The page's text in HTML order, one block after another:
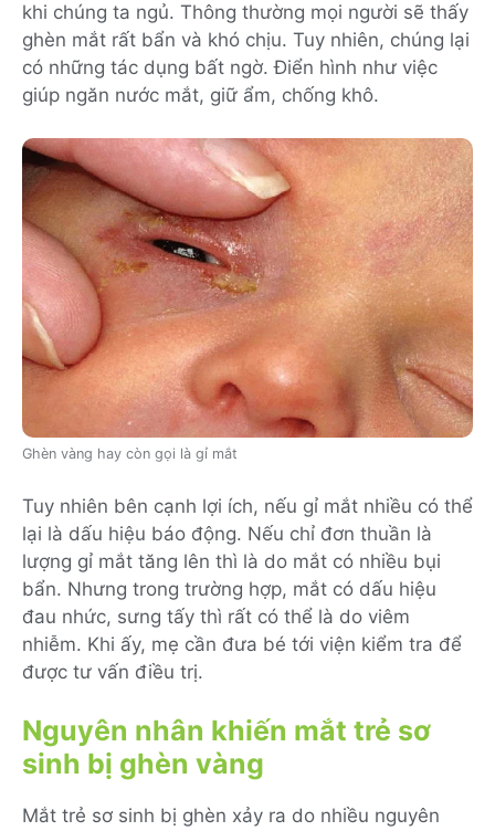
khi chúng ta ngủ. Thông thường mọi người sẽ thấy
ghèn mắt rất bẩn và khó chịu. Tuy nhiên, chúng lại
có những tác dụng bất ngờ. Điển hình như việc
giúp ngăn nước mắt, giữ ẩm, chống khô.
Ghèn vàng hay còn gọi là gỉ mắt
Tuy nhiên bên cạnh lợi ích, nếu gỉ mắt nhiều có thể
lại là dấu hiệu báo động. Nếu chỉ đơn thuần là
lượng gỉ mắt tăng lên thì là do mắt có nhiều bụi
bẩn. Nhưng trong trường hợp, mắt có dấu hiệu
đau nhức, sưng tấy thì rất có thể là do viêm
nhiễm. Khi ấy, mẹ cần đưa bé tới viện kiểm tra để
được tư vấn điều trị.
Nguyên nhân khiến mắt trẻ sơ
sinh bị ghèn vàng
Mắt trẻ sơ sinh bị ghèn xảy ra do nhiều nguyên